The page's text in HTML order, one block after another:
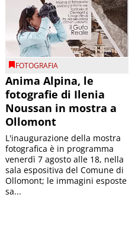
FOTOGRAFIA
Anima Alpina, le
fotografie di Ilenia
Noussan in mostra a
Ollomont
L'inaugurazione della mostra
fotografica è in programma
venerdì 7 agosto alle 18, nella
sala espositiva del Comune di
Ollomont; le immagini esposte
sa...